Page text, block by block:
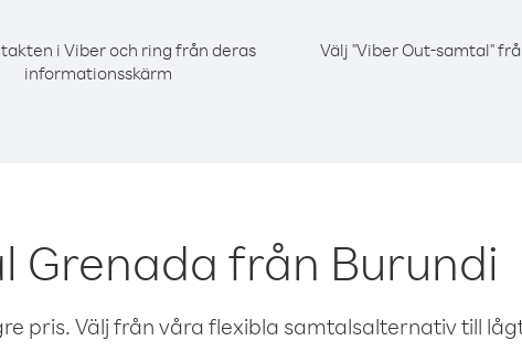
i Viber och ring från deras
informationsskärm
Välj "Viber Out-samtal"
Grenada från Burundi
pris. Välj från våra flexibla samtalsalternativ till